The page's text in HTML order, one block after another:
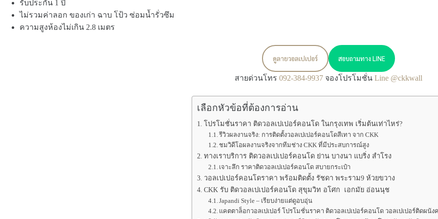
รับประกัน 1 ปี
ไม่รวมค่าลอก ของเก่า ฉาบ โป้ว ซ่อมน้ำรั่วซึม
ความสูงห้องไม่เกิน 2.8 เมตร
ดูลายวอลเปเปอร์ สอบถามทาง LINE
สายด่วนโทร 092-384-9937 จองโปรโมชั่น Line @ckkwall
เลือกหัวข้อที่ต้องการอ่าน
โปรโมชั่นราคา ติดวอลเปเปอร์คอนโด ในกรุงเทพ เริ่มต้นเท่าไหร่?
รีวิวผลงานจริง: การติดตั้งวอลเปเปอร์คอนโดสีเทา จาก CKK
ชมวิดีโอผลงานจริงจากทีมช่าง CKK ที่มีประสบการณ์สูง
ทางเราบริการ ติดวอลเปเปอร์คอนโด ย่าน บางนา แบริ่ง สำโรง
เจาะลึก ราคาติดวอลเปเปอร์คอนโด สบายกระเป๋า
วอลเปเปอร์คอนโดราคา พร้อมติดตั้ง รัชดา พระราม9 ห้วยขวาง
CKK รับ ติดวอลเปเปอร์คอนโด สุขุมวิท อโศก เอกมัย อ่อนนุช
Japandi Style – เรียบง่ายแต่ดูอบอุ่น
แคตตาล็อกวอลเปเปอร์ โปรโมชั่นราคา ติดวอลเปเปอร์คอนโด วอลเปเปอร์ติดผนัง